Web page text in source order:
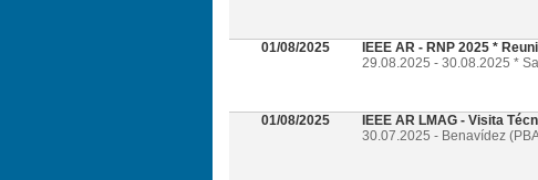
01/08/2025
IEEE AR - RNP 2025 *
29.08.2025 - 30.08.2025 *
01/08/2025
IEEE AR LMAG - Visita
30.07.2025 - Benavídez